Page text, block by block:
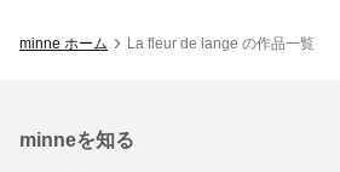
minne ホーム La fleur de lange の作品一覧
minneを知る